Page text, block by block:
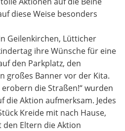
diese Weise besonders
Geilenkirchen, Lütticher
ihre Wünsche für eine
den Parkplatz, den
großes Banner vor der Kita.
die Straßen!“ wurden
die Aktion aufmerksam. Jedes
Kreide mit nach Hause,
Eltern die Aktion